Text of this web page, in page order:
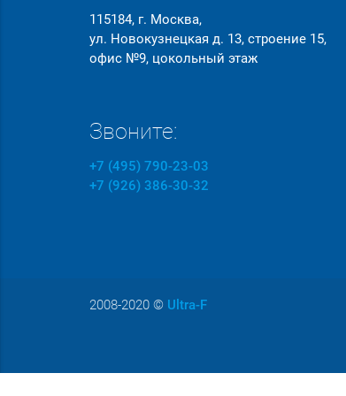
115184, г. Москва,
ул. Новокузнецкая д. 13, строение 15,
офис №9, цокольный этаж
Звоните:
+7 (495) 790-23-03
+7 (926) 386-30-32
2008-2020© Ultra-F